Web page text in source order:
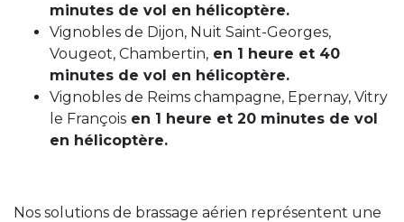
minutes de vol en hélicoptère.
Vignobles de Dijon, Nuit Saint-Georges,
Vougeot, Chambertin, en 1 heure et 40
minutes de vol en hélicoptère.
Vignobles de Reims champagne, Epernay, Vitry
le François en 1 heure et 20 minutes de vol
en hélicoptère.
Nos solutions de brassage aérien représentent une